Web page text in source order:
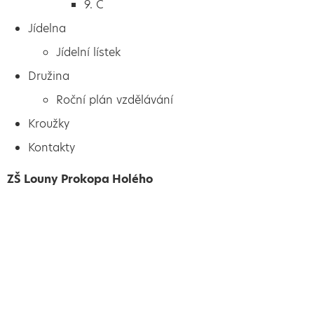
9. C
Jídelna
Jídelní lístek
Družina
Roční plán vzdělávání
Kroužky
Kontakty
ZŠ Louny Prokopa Holého